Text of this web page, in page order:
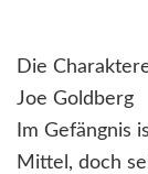
Die
Joe Goldberg
Im Gefängnis
Mittel, doch